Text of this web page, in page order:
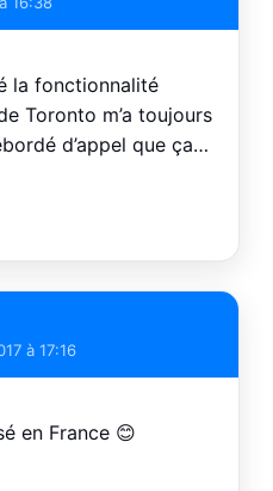
la fonctionnalité
Toronto m’a toujours
d’appel que ça…
à 17:16
en France 😊